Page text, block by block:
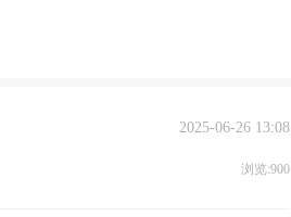
2025-06-26 13:08
浏览:900